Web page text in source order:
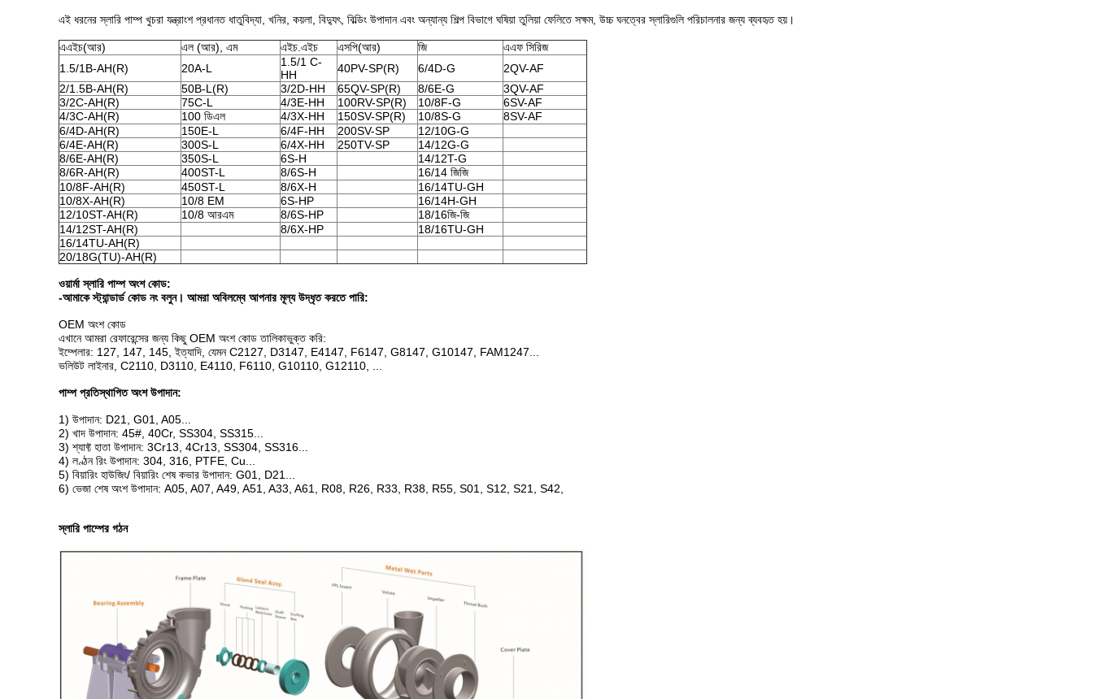
এই ধরনের স্লারি পাম্প খুচরা যন্ত্রাংশ প্রধানত ধাতুবিদ্যা, খনির, কয়লা, বিদ্যুৎ, বিল্ডিং উপাদান এবং অন্যান্য শিল্প বিভাগে ঘষিয়া তুলিয়া ফেলিতে সক্ষম, উচ্চ ঘনত্বের স্লারিগুলি পরিচালনার জন্য ব্যবহৃত হয়।
এএইচ(আর) এল (আর), এম এইচ.এইচ এসপি(আর) জি
এএফ সিরিজ
1.5/1B-AH(R)
20A-L
1.5/1 C-
HH
40PV-SP(R) 6/4D-G
2QV-AF
2/1.5B-AH(R)
50B-L(R) 3/2D-HH 65QV-SP(R) 8/6E-G
3QV-AF
3/2C-AH(R)
75C-L 4/3E-HH 100RV-SP(R) 10/8F-G
6SV-AF
4/3C-AH(R)
100 ডিএল 4/3X-HH 150SV-SP(R) 10/8S-G
8SV-AF
6/4D-AH(R)
150E-L 6/4F-HH 200SV-SP
12/10G-G
6/4E-AH(R)
300S-L 6/4X-HH 250TV-SP
14/12G-G
8/6E-AH(R)
350S-L 6S-H
14/12T-G
8/6R-AH(R)
400ST-L 8/6S-H
16/14 জিজি
10/8F-AH(R)
450ST-L 8/6X-H
16/14TU-GH
10/8X-AH(R)
10/8 EM 6S-HP
16/14H-GH
12/10ST-AH(R)
10/8 আরএম 8/6S-HP
18/16জি-জি
14/12ST-AH(R)
8/6X-HP
18/16TU-GH
16/14TU-AH(R)
20/18G(TU)-AH(R)
ওয়ার্মা স্লারি পাম্প অংশ কোড:
-আমাকে স্ট্যান্ডার্ড কোড নং বলুন। আমরা অবিলম্বে আপনার মূল্য উদ্ধৃত করতে পারি:
OEM অংশ কোড
এখানে আমরা রেফারেন্সের জন্য কিছু OEM অংশ কোড তালিকাভুক্ত করি:
ইম্পেলার: 127, 147, 145, ইত্যাদি, যেমন C2127, D3147, E4147, F6147, G8147, G10147, FAM1247...
ভলিউট লাইনার, C2110, D3110, E4110, F6110, G10110, G12110, ...
পাম্প প্রতিস্থাপিত অংশ উপাদান:
1) উপাদান: D21, G01, A05...
2) খাদ উপাদান: 45#, 40Cr, SS304, SS315...
3) শ্যাফ্ট হাতা উপাদান: 3Cr13, 4Cr13, SS304, SS316...
4) লণ্ঠন রিং উপাদান: 304, 316, PTFE, Cu...
5) বিয়ারিং হাউজিং/ বিয়ারিং শেষ কভার উপাদান: G01, D21...
6) ভেজা শেষ অংশ উপাদান: A05, A07, A49, A51, A33, A61, R08, R26, R33, R38, R55, S01, S12, S21, S42,
স্লারি পাম্পের গঠন